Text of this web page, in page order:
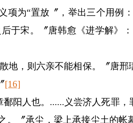
项为“置放〞，举出三个用例
于宋。〞唐韩愈《进学解》
地，则六亲不能相保。〞唐
[16]
阳人也。 ...... 义尝济人死罪
。〞承尘，梁上承接尘土的